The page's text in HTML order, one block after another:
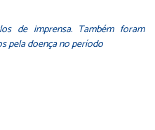
de imprensa. Também foram
pela doença no período